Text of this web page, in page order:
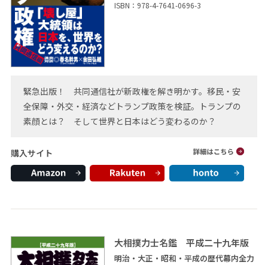
ISBN：978-4-7641-0696-3
緊急出版！ 共同通信社が新政権を解き明かす。移民・安
全保障・外交・経済などトランプ政策を検証。トランプの
素顔とは？ そして世界と日本はどう変わるのか？
購入サイト
大相撲力士名鑑 平成二十九年版
明治・大正・昭和・平成の歴代幕内全力